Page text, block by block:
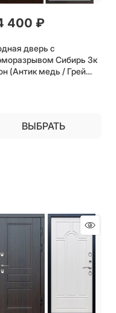
400 ₽
дверь с
Сибирь 3к
(Антик медь / Грей
ВЫБРАТЬ